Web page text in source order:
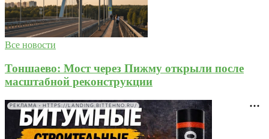
Все новости
Тоншаево: Мост через Пижму открыли после
масштабной реконструкции
РЕКЛАМА • HTTPS://LANDING.BITTEHNO.RU/